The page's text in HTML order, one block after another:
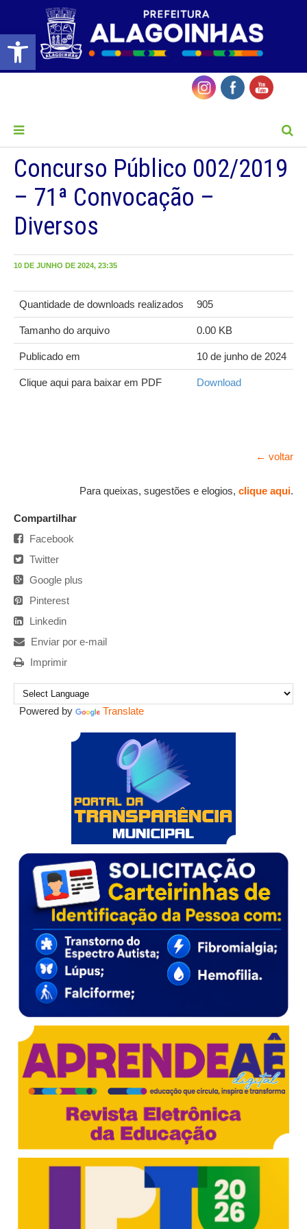
Barra de Ferramentas Aberta
Concurso Público 002/2019
– 71ª Convocação –
Diversos
10 DE JUNHO DE 2024, 23:35
Quantidade de downloads realizados 905
Tamanho do arquivo 0.00 KB
Publicado em 10 de junho de 2024
Clique aqui para baixar em PDF Download
← voltar
Para queixas, sugestões e elogios, clique aqui.
Compartilhar
Facebook
Twitter
Google plus
Pinterest
Linkedin
Enviar por e-mail
Imprimir
Powered by Translate